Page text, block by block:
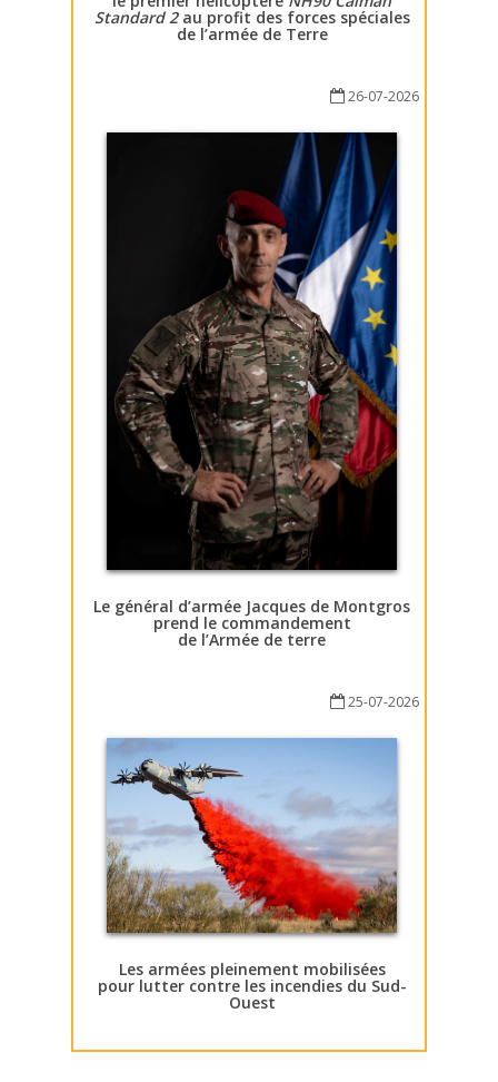
Standard 2au profit des forces spéciales
de l’armée de Terre
26-07-2026
Le général d’armée Jacques de Montgros
prend le commandement
de l’Armée de terre
25-07-2026
Les armées pleinement mobilisées
pour lutter contre les incendies du Sud-
Ouest